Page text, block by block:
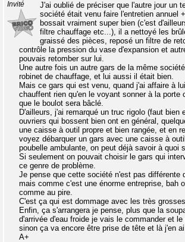
Invité
J'ai oublié de préciser que l'autre jour un
société était venu faire l'entretien annuel
bossait vraiment super bien (c'est
filtre chauffage etc...), il a nettoyé les
graissé des pièces, reposé un filtre de
contrôle la pression du vase d'expansion et
pouvais retomber sur lui.
Une autre fois un autre gars de la même
robinet de chauffage, et lui aussi il était bien.
Mais ce gars qui est venu, quand j'ai affaire à
chauffent rien qu'en le voyant sonner à la porte
que le boulot sera bâclé.
D'ailleurs, j'ai remarqué un truc rigolo (faut bien
ouvriers qui bossent bien ont en général,
une caisse à outil propre et bien rangée, et en
voyez débarquer un gars avec une caisse à
poubelle ambulante, on peut déjà savoir à quoi
Si seulement on pouvait choisir le gars qui
ce genre de problème.
Je pense que cette société n'est pas différente
mais comme c'est une énorme entreprise, bah
comme au pire.
C'est ça qui est dommage avec les très
Enfin, ça s'arrangera je pense, plus que la
d'arrivée d'eau froide je vais le commander et
sinon ça va encore être prise de tête et là j'en
A+